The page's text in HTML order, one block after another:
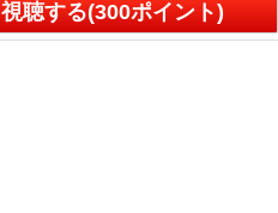
視聴する(300ポイント)